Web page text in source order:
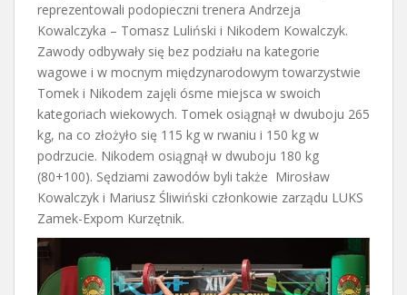
reprezentowali podopieczni trenera Andrzeja
Kowalczyka – Tomasz Luliński i Nikodem Kowalczyk.
Zawody odbywały się bez podziału na kategorie
wagowe i w mocnym międzynarodowym towarzystwie
Tomek i Nikodem zajęli ósme miejsca w swoich
kategoriach wiekowych. Tomek osiągnął w dwuboju 265
kg, na co złożyło się 115 kg w rwaniu i 150 kg w
podrzucie. Nikodem osiągnął w dwuboju 180 kg
(80+100). Sędziami zawodów byli także Mirosław
Kowalczyk i Mariusz Śliwiński członkowie zarządu LUKS
Zamek-Expom Kurzętnik.